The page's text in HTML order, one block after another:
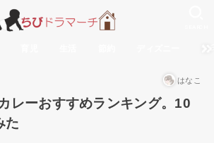
はなこ
レーおすすめランキング。10
た